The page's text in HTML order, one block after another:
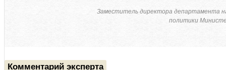
Заместитель директора департамента
политики
Комментарий эксперта